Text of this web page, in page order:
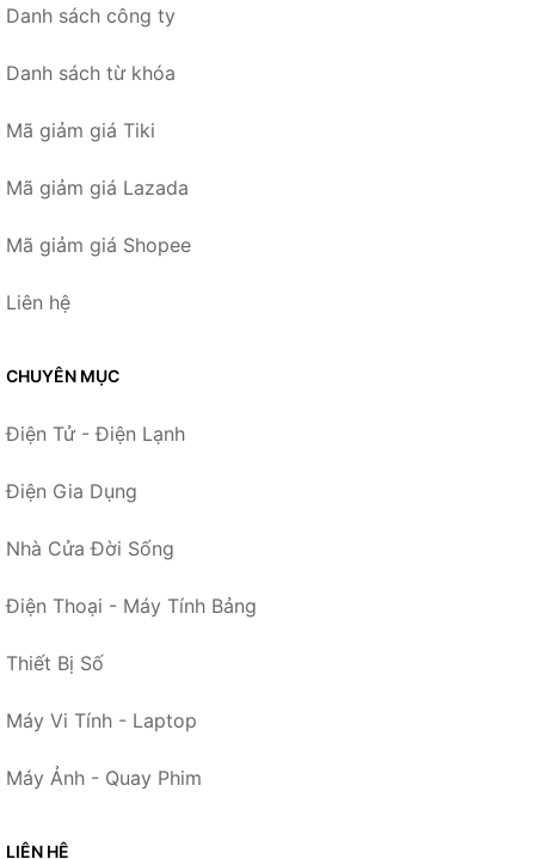
Danh sách công ty
Danh sách từ khóa
Mã giảm giá Tiki
Mã giảm giá Lazada
Mã giảm giá Shopee
Liên hệ
CHUYÊN MỤC
Điện Tử - Điện Lạnh
Điện Gia Dụng
Nhà Cửa Đời Sống
Điện Thoại - Máy Tính Bảng
Thiết Bị Số
Máy Vi Tính - Laptop
Máy Ảnh - Quay Phim
LIÊN HỆ